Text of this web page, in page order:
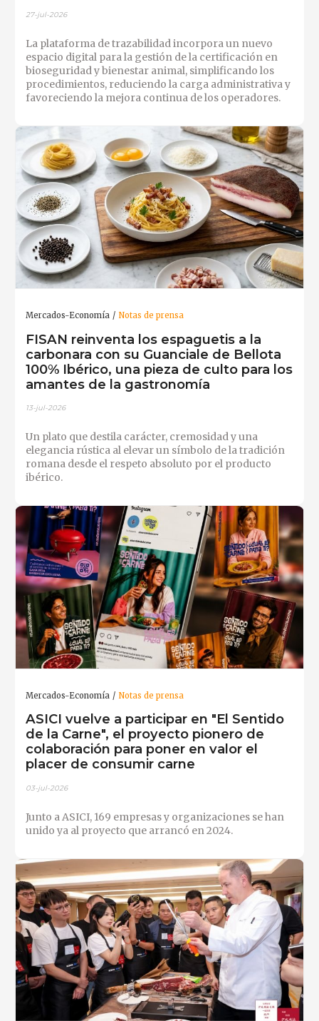
27-jul-2026
La plataforma de trazabilidad incorpora un nuevo
espacio digital para la gestión de la certificación en
bioseguridad y bienestar animal, simplificando los
procedimientos, reduciendo la carga administrativa y
favoreciendo la mejora continua de los operadores.
Mercados-Economía Notas de prensa
FISAN reinventa los espaguetis a la
carbonara con su Guanciale de Bellota
100% Ibérico, una pieza de culto para los
amantes de la gastronomía
13-jul-2026
Un plato que destila carácter, cremosidad y una
elegancia rústica al elevar un símbolo de la tradición
romana desde el respeto absoluto por el producto
ibérico.
Mercados-Economía Notas de prensa
ASICI vuelve a participar en "El Sentido
de la Carne", el proyecto pionero de
colaboración para poner en valor el
placer de consumir carne
03-jul-2026
Junto a ASICI, 169 empresas y organizaciones se han
unido ya al proyecto que arrancó en 2024.